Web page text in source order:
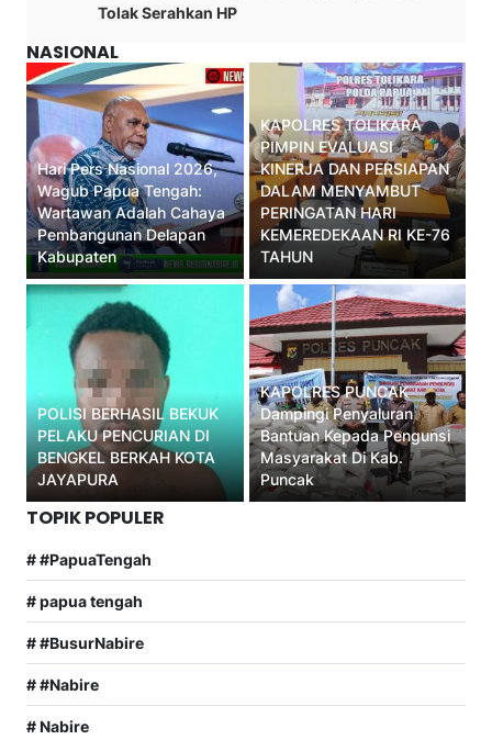
Tolak Serahkan HP
NASIONAL
Hari Pers Nasional 2026,
Wagub Papua Tengah:
Wartawan Adalah Cahaya
Pembangunan Delapan
Kabupaten
KAPOLRES TOLIKARA
PIMPIN EVALUASI
KINERJA DAN PERSIAPAN
DALAM MENYAMBUT
PERINGATAN HARI
KEMEREDEKAAN RI KE-76
TAHUN
POLISI BERHASIL BEKUK
PELAKU PENCURIAN DI
BENGKEL BERKAH KOTA
JAYAPURA
KAPOLRES PUNCAK
Dampingi Penyaluran
Bantuan Kepada Pengunsi
Masyarakat Di Kab.
Puncak
TOPIK POPULER
# #PapuaTengah
# papua tengah
# #BusurNabire
# #Nabire
# Nabire